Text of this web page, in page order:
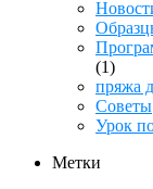
(1)
пряжа
Советы
Урок
Метки